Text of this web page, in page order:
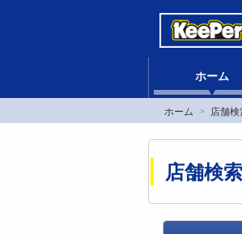
ホーム
ホーム 店舗検
店舗検索